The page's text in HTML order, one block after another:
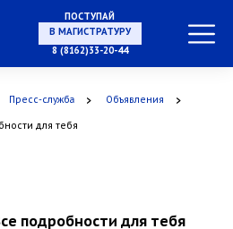
ПОСТУПАЙ
В МАГИСТРАТУРУ
В АСПИРАНТУРУ
8 (8162)33-20-44
Пресс-служба Объявления
для тебя
подробности для тебя